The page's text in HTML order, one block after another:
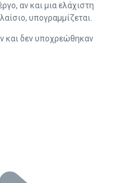
αν και μια ελάχιστη
υπογραμμίζεται.
και δεν υποχρεώθηκαν